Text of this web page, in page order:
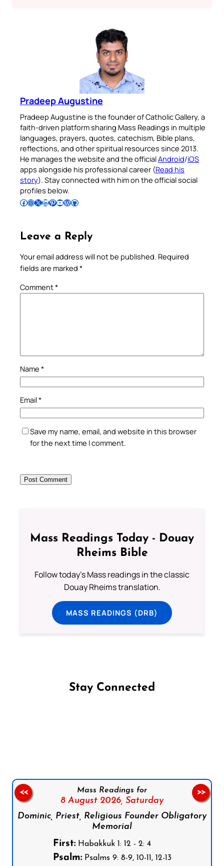
Pradeep Augustine
Pradeep Augustine is the founder of Catholic Gallery, a
faith-driven platform sharing Mass Readings in multiple
languages, prayers, quotes, catechism, Bible plans,
reflections, and other spiritual resources since 2013.
He manages the website and the officialAndroid/iOS
apps alongside his professional career (Read his
story). Stay connected with him on the official social
profiles below.
Follow Pradeep on Facebook Follow Pradeep on InstagramFollow Pradeep on X Follow Pradeep on LinkedIn Follow Pradeep on Pinterest Subscribe to Pradeep’s Youtube Channel Follow Pradeep on WordPress Follow Pradeep on GitHub
Leave a Reply
Your email address will not be published. Required
fields are marked *
Comment*
Name *
Email*
Save my name, email, and website in this browser
for the next time I comment.
Mass Readings Today - Douay
Rheims Bible
Follow today's Mass readings in the classic
Douay Rheims translation.
MASS READINGS (DRB)
Stay Connected
Mass Readings for
8 August 2026, Saturday
Dominic, Priest, Religious Founder Obligatory
Memorial
First:Habakkuk 1: 12 - 2: 4
Psalm:Psalms 9: 8-9, 10-11, 12-13
<< >>